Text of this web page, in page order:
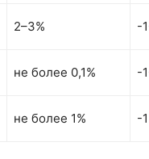
2–3% -
не более 0,1% -
не более 1% -